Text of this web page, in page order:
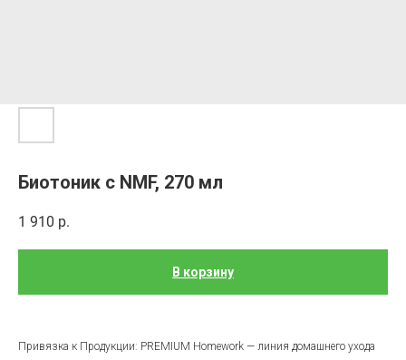
Биотоник с NMF, 270 мл
1 910 р.
В корзину
Привязка к Продукции: PREMIUM Homework — линия домашнего ухода